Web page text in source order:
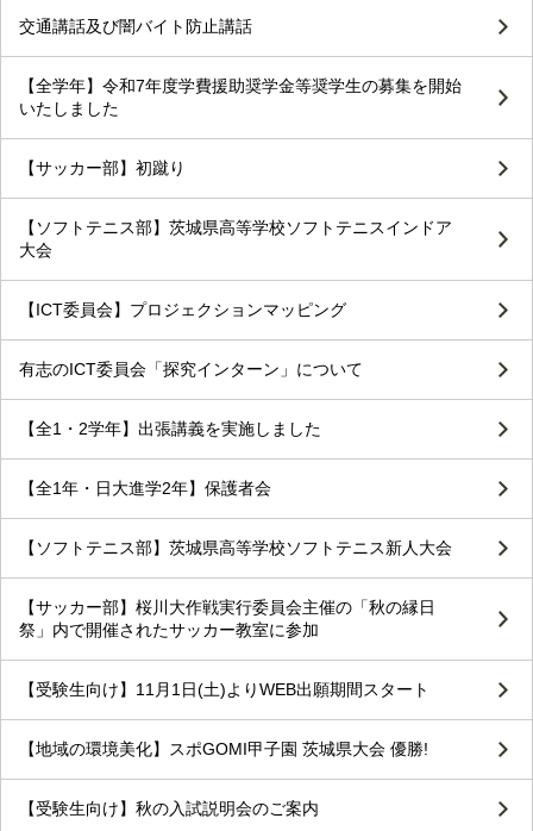
交通講話及び闇バイト防止講話
【全学年】令和7年度学費援助奨学金等奨学生の募集を開始
いたしました
【サッカー部】初蹴り
【ソフトテニス部】茨城県高等学校ソフトテニスインドア
大会
【ICT委員会】プロジェクションマッピング
有志のICT委員会「探究インターン」について
【全1・2学年】出張講義を実施しました
【全1年・日大進学2年】保護者会
【ソフトテニス部】茨城県高等学校ソフトテニス新人大会
【サッカー部】桜川大作戦実行委員会主催の「秋の縁日
祭」内で開催されたサッカー教室に参加
【受験生向け】11月1日(土)よりWEB出願期間スタート
【地域の環境美化】スポGOMI甲子園 茨城県大会 優勝!
【受験生向け】秋の入試説明会のご案内